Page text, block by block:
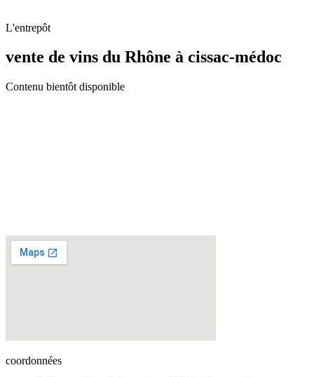
L'entrepôt
vente de vins du Rhône à cissac-médoc
Contenu bientôt disponible
coordonnées